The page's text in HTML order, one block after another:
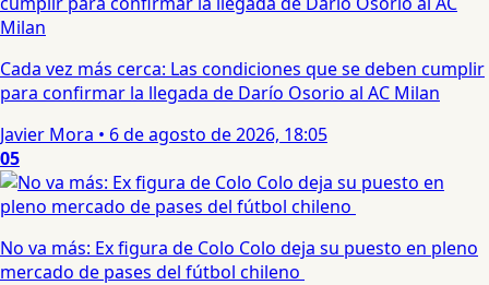
Cada vez más cerca: Las condiciones que se deben cumplir
para confirmar la llegada de Darío Osorio al AC Milan
Javier Mora • 6 de agosto de 2026, 18:05
05
No va más: Ex figura de Colo Colo deja su puesto en pleno
mercado de pases del fútbol chileno